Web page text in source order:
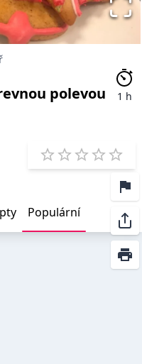
polevou 1 h
1 Star
2 Stars
3 Stars
4 5
Populární